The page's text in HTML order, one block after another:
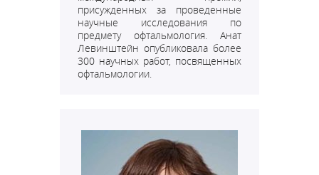
присужденных за проведенные
научные исследования по
предмету офтальмология. Анат
Левинштейн опубликовала более
300 научных работ, посвященных
офтальмологии.